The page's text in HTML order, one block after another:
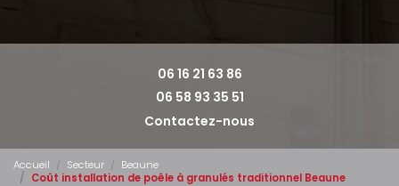
06 16 21 63 86
06 58 93 35 51
Contactez-nous
Accueil Secteur
Beaune
Coût installation de poêle à granulés traditionnel Beaune